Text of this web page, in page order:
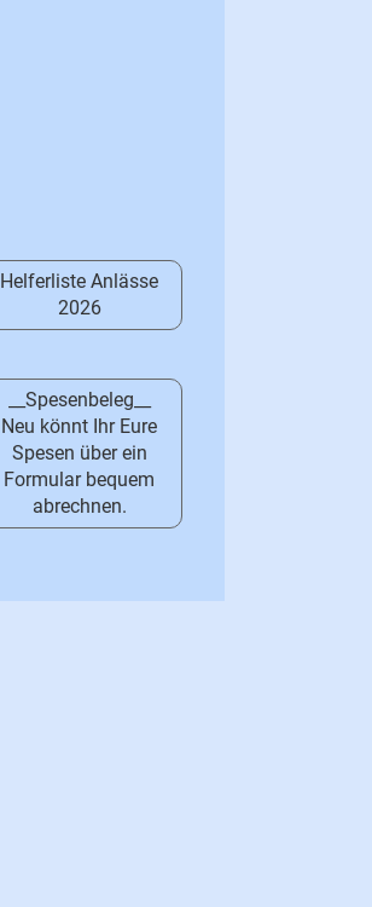
Helferliste Anlässe
2026
__Spesenbeleg__
Neu könnt Ihr Eure
Spesen über ein
Formular bequem
abrechnen.